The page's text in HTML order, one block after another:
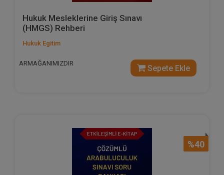
Hukuk Mesleklerine Giriş Sınavı
(HMGS) Rehberi
Hukuk Egitim
ARMAĞANIMIZDIR
Sepete Ekle
%40